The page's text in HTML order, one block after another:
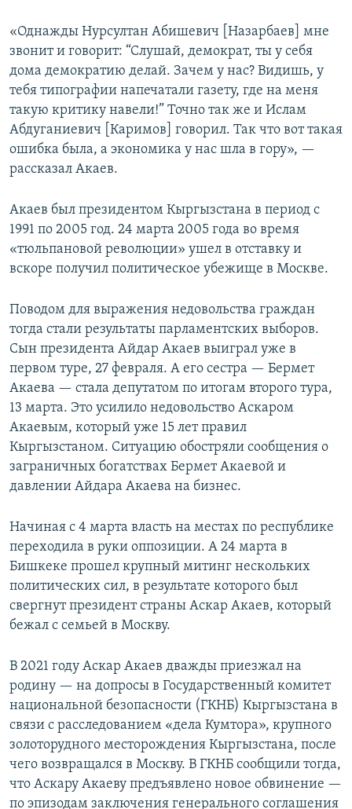
«Однажды Нурсултан Абишевич [Назарбаев] мне
звонит и говорит: “Слушай, демократ, ты у себя
дома демократию делай. Зачем у нас? Видишь, у
тебя типографии напечатали газету, где на меня
такую критику навели!” Точно так же и Ислам
Абдуганиевич [Каримов] говорил. Так что вот такая
ошибка была, а экономика у нас шла в гору», —
рассказал Акаев.
Акаев был президентом Кыргызстана в период с
1991 по 2005 год. 24 марта 2005 года во время
«тюльпановой революции» ушел в отставку и
вскоре получил политическое убежище в Москве.
Поводом для выражения недовольства граждан
тогда стали результаты парламентских выборов.
Сын президента Айдар Акаев выиграл уже в
первом туре, 27 февраля. А его сестра — Бермет
Акаева — стала депутатом по итогам второго тура,
13 марта. Это усилило недовольство Аскаром
Акаевым, который уже 15 лет правил
Кыргызстаном. Ситуацию обостряли сообщения о
заграничных богатствах Бермет Акаевой и
давлении Айдара Акаева на бизнес.
Начиная с 4 марта власть на местах по республике
переходила в руки оппозиции. А 24 марта в
Бишкеке прошел крупный митинг нескольких
политических сил, в результате которого был
свергнут президент страны Аскар Акаев, который
бежал с семьей в Москву.
В 2021 году Аскар Акаев дважды приезжал на
родину — на допросы в Государственный комитет
национальной безопасности (ГКНБ) Кыргызстана в
связи с расследованием «дела Кумтора», крупного
золоторудного месторождения Кыргызстана, после
чего возвращался в Москву. В ГКНБ сообщили тогда,
что Аскару Акаеву предъявлено новое обвинение —
по эпизодам заключения генерального соглашения